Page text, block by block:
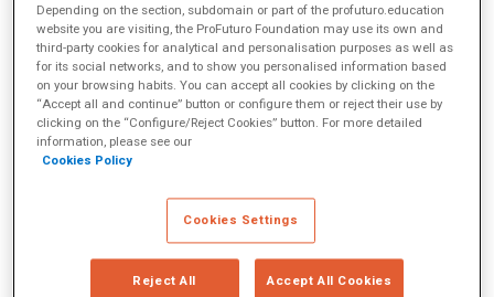
procesos de enseñanza-aprendizaje para desarrollar una mejor
comprensión, rendimiento y gusto por estas.
Matemáticas “realistas”
Matemátic
Depending on the section, subdomain or part of the profuturo.education
website you are visiting, the ProFuturo Foundation may use its own and
third-party cookies for analytical and personalisation purposes as well as
for its social networks, and to show you personalised information based
on your browsing habits. You can accept all cookies by clicking on the
“Accept all and continue” button or configure them or reject their use by
clicking on the “Configure/Reject Cookies” button. For more detailed
information, please see our
Cookies Policy
Cookies Settings
Reject All Accept All Cookies